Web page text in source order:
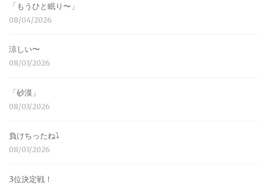
「もうひと眠り〜」
08/04/2026
涼しい〜
08/03/2026
「砂漠」
08/03/2026
負けちったね⤵︎
08/03/2026
3位決定戦！